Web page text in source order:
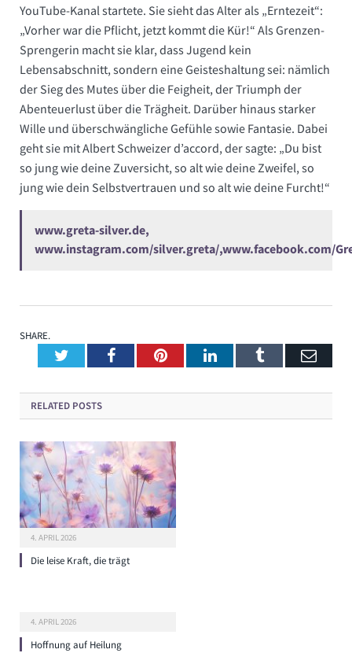
YouTube-Kanal startete. Sie sieht das Alter als „Erntezeit“:
„Vorher war die Pflicht, jetzt kommt die Kür!“ Als Grenzen-
Sprengerin macht sie klar, dass Jugend kein
Lebensabschnitt, sondern eine Geisteshaltung sei: nämlich
der Sieg des Mutes über die Feigheit, der Triumph der
Abenteuerlust über die Trägheit. Darüber hinaus starker
Wille und überschwängliche Gefühle sowie Fantasie. Dabei
geht sie mit Albert Schweizer d’accord, der sagte: „Du bist
so jung wie deine Zuversicht, so alt wie deine Zweifel, so
jung wie dein Selbstvertrauen und so alt wie deine Furcht!“
www.greta-silver.de,
www.instagram.com/silver.greta/,www.facebook.com/
SHARE.
TwitterFacebookPinterestLinkedInTumblr
RELATED POSTS
4. APRIL 2026
Die leise Kraft, die trägt
4. APRIL 2026
Hoffnung auf Heilung